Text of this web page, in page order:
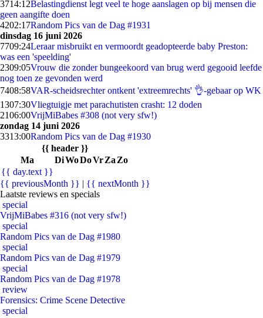
3714:12Belastingdienst legt veel te hoge aanslagen op bij mensen die
geen aangifte doen
4202:17Random Pics van de Dag #1931
dinsdag 16 juni 2026
7709:24Leraar misbruikt en vermoordt geadopteerde baby Preston:
was een 'speelding'
2309:05Vrouw die zonder bungeekoord van brug werd gegooid leefde
nog toen ze gevonden werd
7408:58VAR-scheidsrechter ontkent 'extreemrechts' 👌-gebaar op WK
1307:30Vliegtuigje met parachutisten crasht: 12 doden
2106:00VrijMiBabes #308 (not very sfw!)
zondag 14 juni 2026
3313:00Random Pics van de Dag #1930
{{ header }}
Ma
DiWoDoVrZa Zo
{{ day.text }}
{{ previousMonth }} | {{ nextMonth }}
Laatste reviews en specials
special
VrijMiBabes #316 (not very sfw!)
special
Random Pics van de Dag #1980
special
Random Pics van de Dag #1979
special
Random Pics van de Dag #1978
review
Forensics: Crime Scene Detective
special